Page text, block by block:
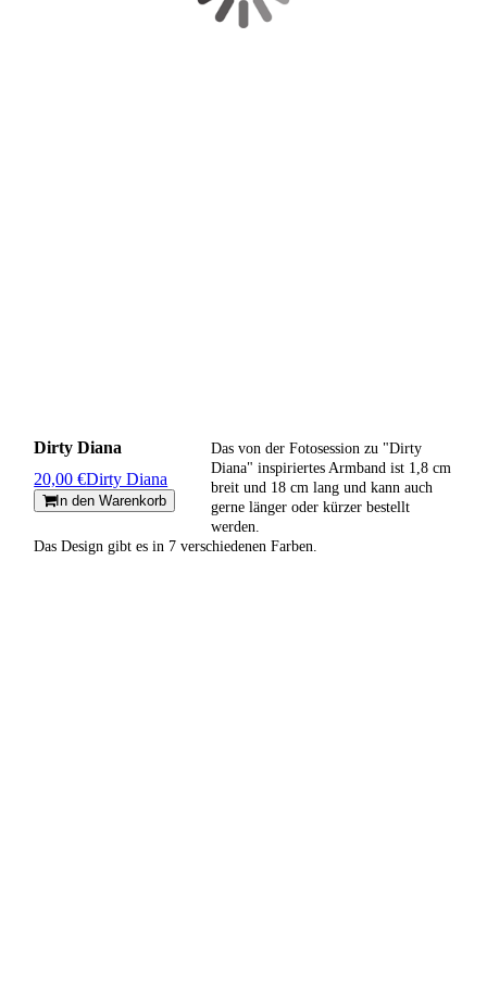
Dirty Diana
20,00 €Dirty Diana
In den Warenkorb
Das von der Fotosession zu "Dirty
Diana" inspiriertes Armband ist 1,8 cm
breit und 18 cm lang und kann auch
gerne länger oder kürzer bestellt
werden.
Das Design gibt es in 7 verschiedenen Farben.